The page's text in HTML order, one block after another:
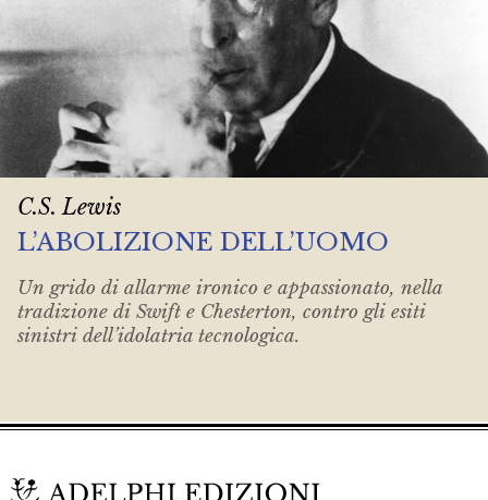
C.S. Lewis
L’ABOLIZIONE DELL’UOMO
Un grido di allarme ironico e appassionato, nella
tradizione di Swift e Chesterton, contro gli esiti
sinistri dell’idolatria tecnologica.